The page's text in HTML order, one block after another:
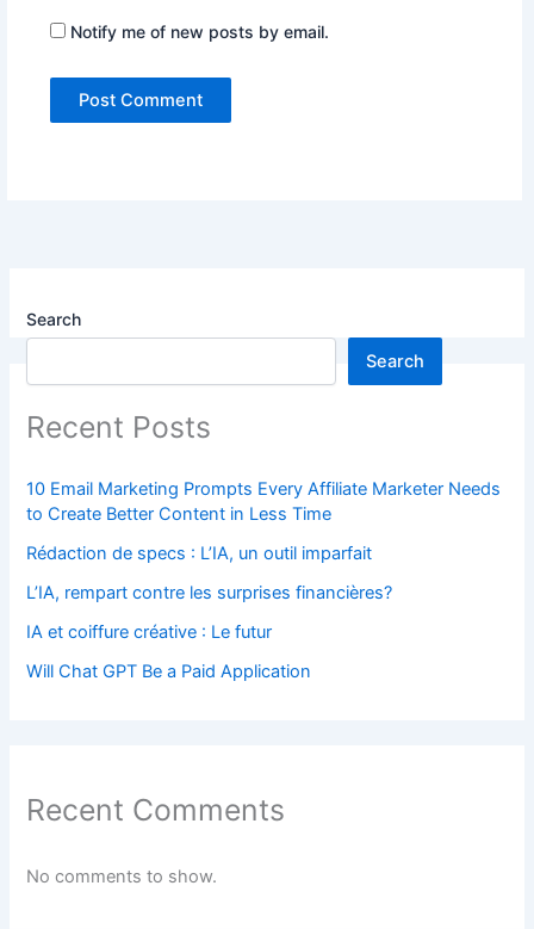
Notify me of new posts by email.
Search
Search
Recent Posts
10 Email Marketing Prompts Every Affiliate Marketer Needs
to Create Better Content in Less Time
Rédaction de specs : L’IA, un outil imparfait
L’IA, rempart contre les surprises financières?
IA et coiffure créative : Le futur
Will Chat GPT Be a Paid Application
Recent Comments
No comments to show.